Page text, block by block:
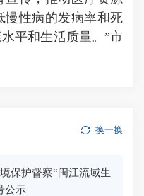
慢性病的发病率和死
平和生活质量。”市
换一换
保护督察“闽江流域生
公示